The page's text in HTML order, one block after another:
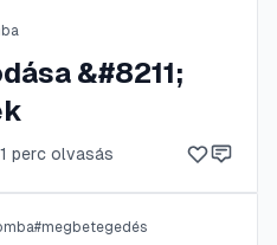
&#8211;
1 perc olvasás
#megbetegedés